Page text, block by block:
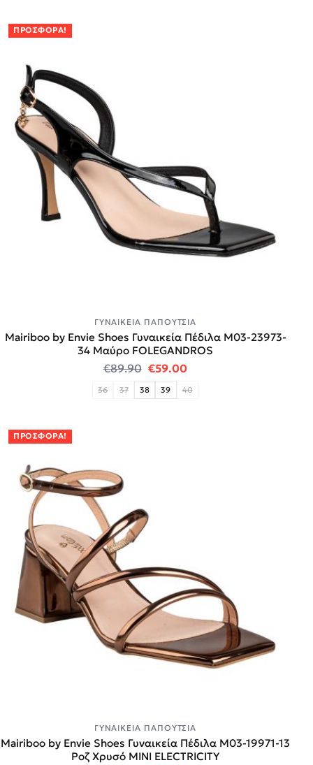
ΠΡΟΣΦΟΡΆ!
ΓΥΝΑΙΚΕΊΑ ΠΑΠΟΎΤΣΙΑ
Mairiboo by Envie Shoes Γυναικεία Πέδιλα M03-23973-
34 Μαύρο FOLEGANDROS
€89.90 Original price was: €89.90.
€59.00Η τρέχουσα τιμή
36 37 38 39 40
ΠΡΟΣΦΟΡΆ!
ΓΥΝΑΙΚΕΊΑ ΠΑΠΟΎΤΣΙΑ
Mairiboo by Envie Shoes Γυναικεία Πέδιλα M03-19971-13
Ροζ Χρυσό MINI ELECTRICITY